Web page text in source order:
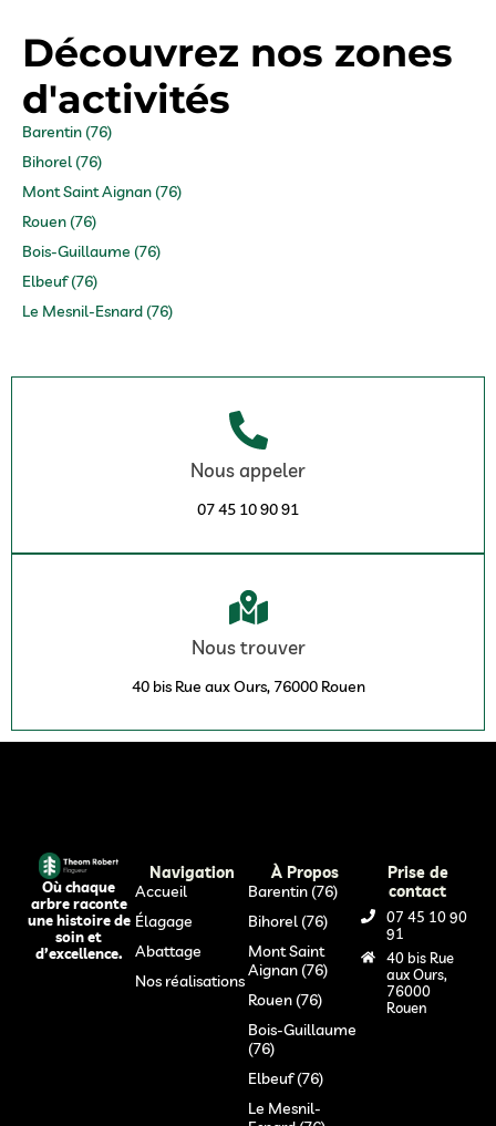
Découvrez nos zones
d'activités
Barentin (76)
Bihorel (76)
Mont Saint Aignan (76)
Rouen (76)
Bois-Guillaume (76)
Elbeuf (76)
Le Mesnil-Esnard (76)
Nous appeler
07 45 10 90 91
Nous trouver
40 bis Rue aux Ours, 76000 Rouen
Où chaque
arbre raconte
une histoire de
soin et
d’excellence.
Navigation
Accueil
Élagage
Abattage
Nos réalisations
À Propos
Barentin (76)
Bihorel (76)
Mont Saint
Aignan (76)
Rouen (76)
Bois-Guillaume
(76)
Elbeuf (76)
Le Mesnil-
Prise de
contact
07 45 10 90
91
40 bis Rue
aux Ours,
76000
Rouen